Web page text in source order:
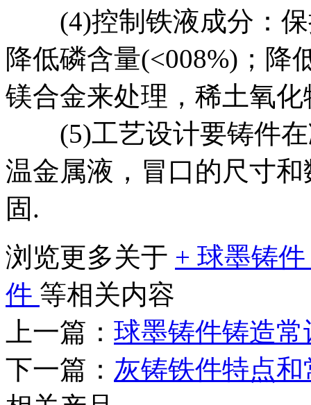
(4)控制铁液成分：保
降低磷含量(<008%)；降
镁合金来处理，稀土氧
(5)工艺设计要铸件在
温金属液，冒口的尺寸
固.
浏览更多关于 + 球墨铸
件 等相关内容
上一篇： 球墨铸件铸造
下一篇： 灰铸铁件特点